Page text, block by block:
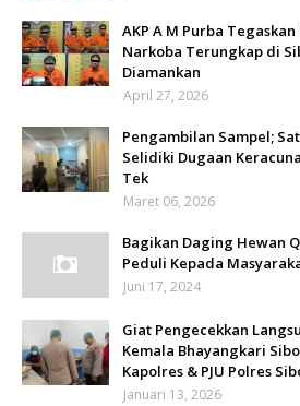
AKP A M Purba
Narkoba Terungkap di
Diamankan
April 27, 2026
Pengambilan Sampel;
Selidiki Dugaan
Tek
Maret 06, 2026
Bagikan Daging Hewan
Peduli Kepada
Juni 17, 2024
Giat Pengecekkan
Kemala Bhayangkari
Kapolres & PJU Polres
Januari 13, 2026